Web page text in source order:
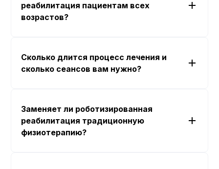
реабилитация пациентам всех
возрастов?
Сколько длится процесс лечения и
сколько сеансов вам нужно?
Заменяет ли роботизированная
реабилитация традиционную
физиотерапию?